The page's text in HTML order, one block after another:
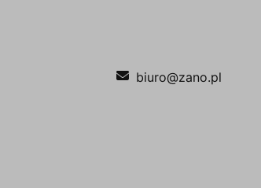
biuro@zano.pl